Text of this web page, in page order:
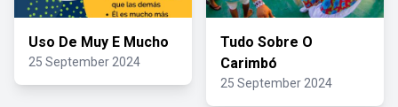
Uso De Muy E Mucho
25 September 2024
Tudo Sobre O
Carimbó
25 September 2024